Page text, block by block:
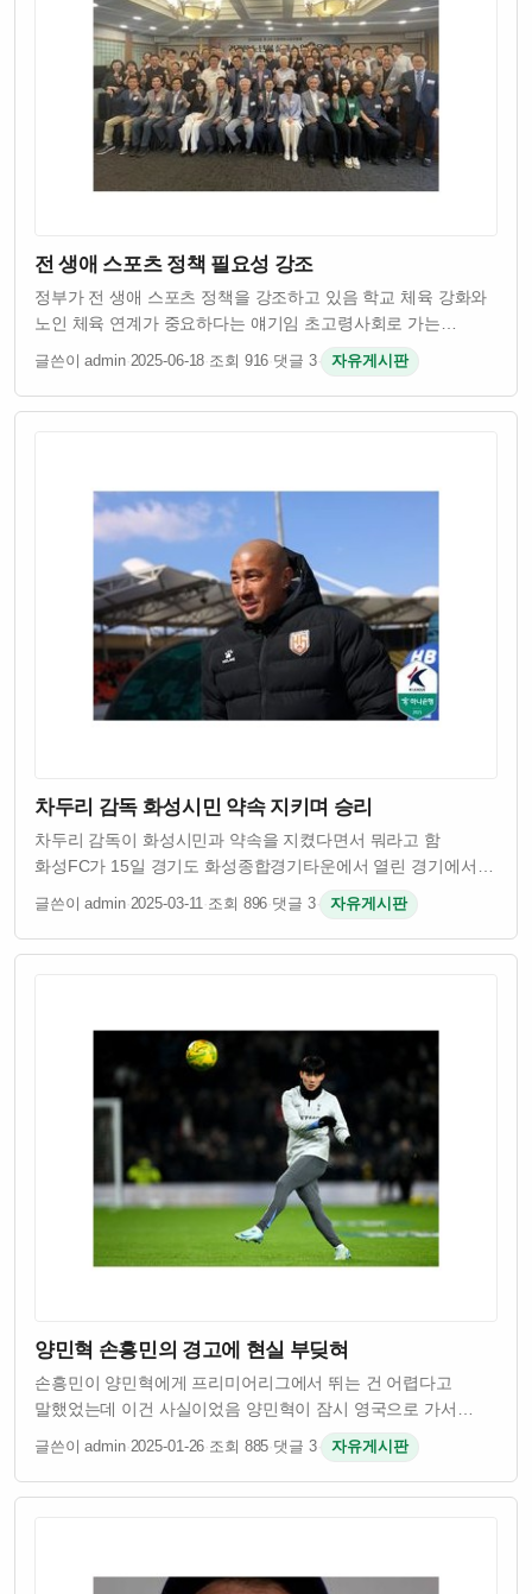
전 생애 스포츠 정책 필요성 강조
정부가 전 생애 스포츠 정책을 강조하고 있음 학교 체육 강화와
노인 체육 연계가 중요하다는 얘기임 초고령사회로 가는
한국에서 건강한 노년을 위한 체육 정책이 절실함 스포츠를
통해 어릴 때부터 건강하게 키우고 늙을수록도 운동으로 삶의
질 유지하려는 접근이 필요하다는 거임…
글쓴이 admin·2025-06-18·조회 916·댓글 3· 자유게시판
차두리 감독 화성시민 약속 지키며 승리
차두리 감독이 화성시민과 약속을 지켰다면서 뭐라고 함
화성FC가 15일 경기도 화성종합경기타운에서 열린 경기에서
승리를 거뒀음 차두리 감독이 이끄는 팀이었고 시민들이
기대했던 결과였다고 함 원래 차두리 감독은 화성시민들에게
승리를 약속했었다고 하던데 그 약속을 실제로 …
글쓴이 admin·2025-03-11·조회 896·댓글 3· 자유게시판
양민혁 손흥민의 경고에 현실 부딪혀
손흥민이 양민혁에게 프리미어리그에서 뛰는 건 어렵다고
말했었는데 이건 사실이었음 양민혁이 잠시 영국으로 가서
테스트를 받았는데 결과가 좋지 않았다고 함 프리미어리그는
세계 최고 수준의 리그라서 선수들이 들어가기 쉽지 않다는 걸
손흥민이 잘 알고 있었던 거임 양민혁은 어…
글쓴이 admin·2025-01-26·조회 885·댓글 3· 자유게시판